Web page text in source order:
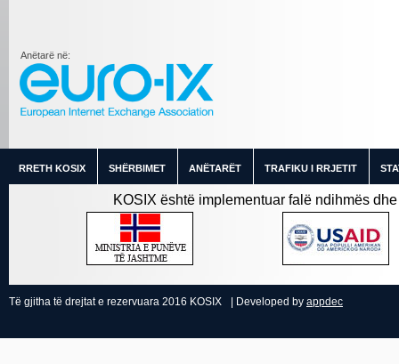
Anëtarë në:
RRETH KOSIX SHËRBIMET ANËTARËT TRAFIKU I RRJETIT
KOSIX është implementuar falë ndihmës
Të gjitha të drejtat e rezervuara 2016 KOSIX | Developed by appdec